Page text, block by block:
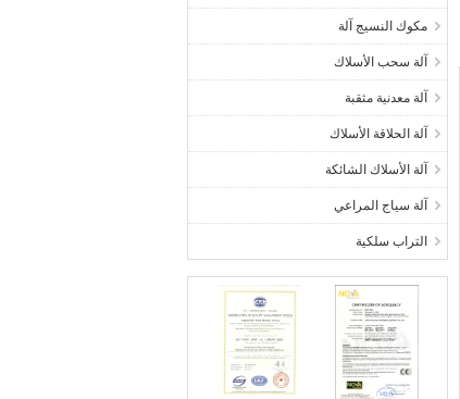
مكوك النسيج آلة
آلة سحب الأسلاك
آلة معدنية مثقبة
آلة الحلاقة الأسلاك
آلة الأسلاك الشائكة
آلة سياج المراعي
التراب سلكية